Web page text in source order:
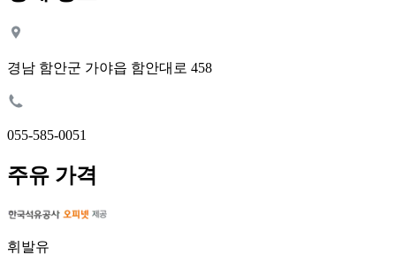
경남 함안군 가야읍 함안대로 458
055-585-0051
주유 가격
휘발유